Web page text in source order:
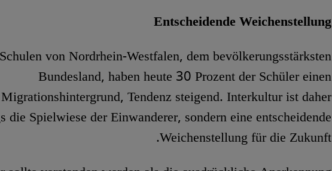
Entscheidende Weichenstellung
von Nordrhein-Westfalen, dem bevölkerungsstärksten
Bundesland, haben heute 30 Prozent der Schüler einen
Migrationshintergrund, Tendenz steigend. Interkultur ist daher
die Spielwiese der Einwanderer, sondern eine entscheidende
Weichenstellung für die Zukunft.